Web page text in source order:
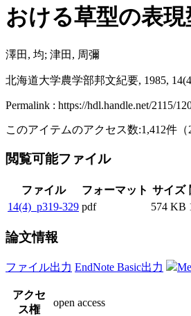
おける草型の表
澤田, 均; 津田, 周彌
北海道大学農学部邦文紀要, 1985,
Permalink : https://hdl.handle.net/2115/
このアイテムのアクセス数:1,412件 （
閲覧可能ファイル
ファイル フォーマット サイズ
14(4)_p319-329 pdf 574 KB
論文情報
ファイル出力 EndNote Basic出力
アクセ
ス権
open access